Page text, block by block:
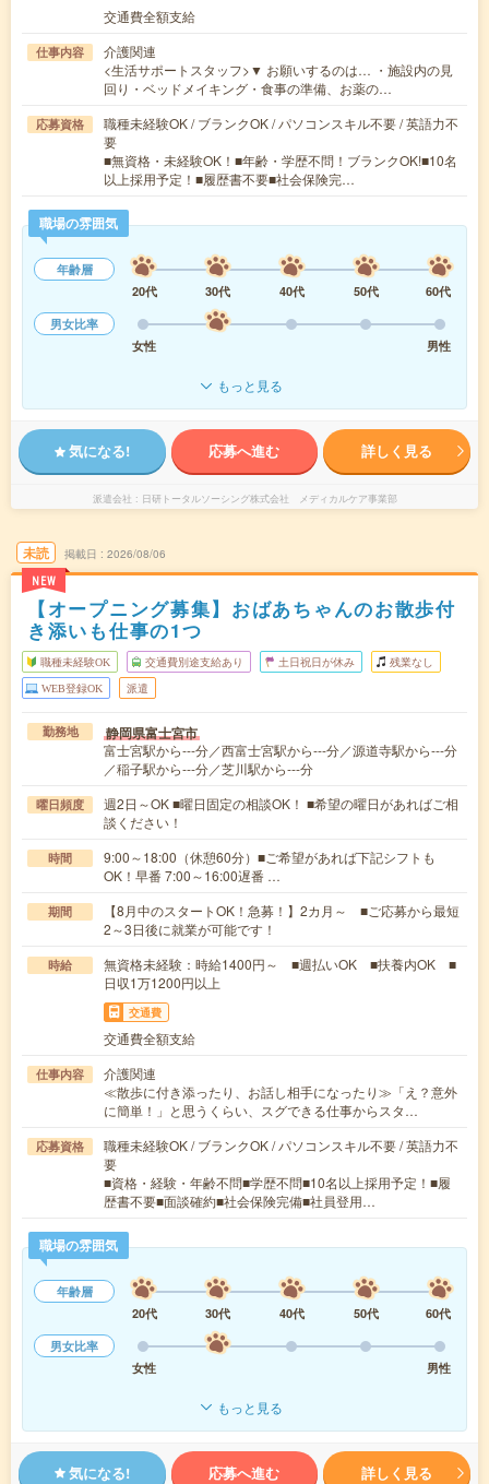
交通費全額支給
仕事内容
介護関連
<生活サポートスタッフ>▼ お願いするのは… ・施設内の見
回り・ベッドメイキング・食事の準備、お薬の…
応募資格
職種未経験OK / ブランクOK / パソコンスキル不要 / 英語力不
要
■無資格・未経験OK！■年齢・学歴不問！ブランクOK!■10名
以上採用予定！■履歴書不要■社会保険完…
職場の雰囲気
年齢層
20代
30代 40代 50代
60代
男女比率
女性
男性
もっと見る
気になる! 応募へ進む 詳しく見る
派遣会社 日研トータルソーシング株式会社 メディカルケア事業部
未読
NEW
掲載日 2026/08/06
【オープニング募集】おばあちゃんのお散歩付
き添いも仕事の1つ
職種未経験OK 交通費別途支給あり 土日祝日が休み 残業なし
WEB登録OK 派遣
勤務地 静岡県富士宮市
富士宮駅から---分／西富士宮駅から---分／源道寺駅から---分
／稲子駅から---分／芝川駅から---分
曜日頻度
週2日～OK ■曜日固定の相談OK！ ■希望の曜日があればご相
談ください！
時間
9:00～18:00（休憩60分）■ご希望があれば下記シフトも
OK！早番 7:00～16:00遅番 …
期間
【8月中のスタートOK！急募！】2カ月～ ■ご応募から最短
2～3日後に就業が可能です！
時給
無資格未経験：時給1400円～ ■週払いOK ■扶養内OK ■
日収1万1200円以上
交通費
交通費全額支給
仕事内容
介護関連
≪散歩に付き添ったり、お話し相手になったり≫「え？意外
に簡単！」と思うくらい、スグできる仕事からスタ…
応募資格
職種未経験OK / ブランクOK / パソコンスキル不要 / 英語力不
要
■資格・経験・年齢不問■学歴不問■10名以上採用予定！■履
歴書不要■面談確約■社会保険完備■社員登用…
職場の雰囲気
年齢層
20代
30代 40代 50代
60代
男女比率
女性
男性
もっと見る
気になる! 応募へ進む 詳しく見る